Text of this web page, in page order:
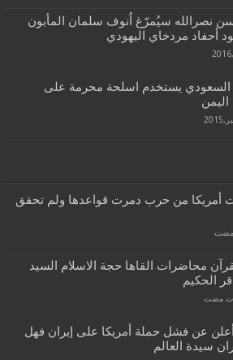
نصرالله سيُمرّغ اُنوف سلمان المأبون
أحفاد مردخاي اليهودي
السعودي يستخدم اسلحة محرمة على
أمريكا من حرب دمرت قواعدها ولم تحقق
مضت
محاضرات القاها حجة الاسلام السيد
الحكيم
أعلن عن فشل حملة أمريكا على إيران فهل
سيدة العالم